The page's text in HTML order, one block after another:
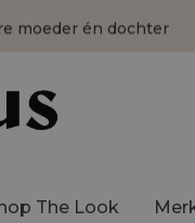
moeder én dochter
in Nederland
vanaf €75,-
The Look